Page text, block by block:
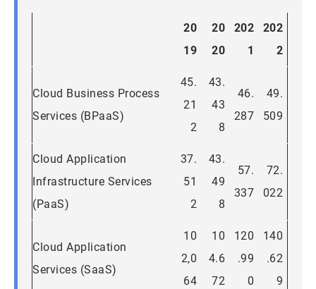
20
19
20
20
202
1
202
2
Cloud Business Process
Services (BPaaS)
45.
21
2
43.
43
8
46.
287
49.
509
Cloud Application
Infrastructure Services
(PaaS)
37.
51
2
43.
49
8
57.
337
72.
022
Cloud Application
Services (SaaS)
10
2,0
64
10
4.6
72
120
.99
0
140
.62
9